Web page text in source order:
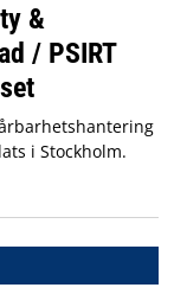
&
/ PSIRT
i Stockholm.